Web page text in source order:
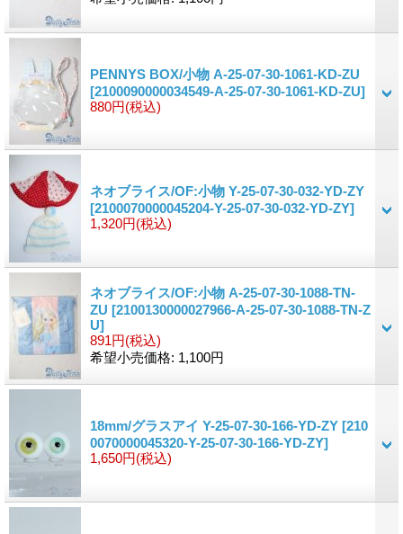
PENNYS BOX/小物 A-25-07-30-1061-KD-ZU
[2100090000034549-A-25-07-30-1061-KD-ZU]
880円(税込)
ネオブライス/OF:小物 Y-25-07-30-032-YD-ZY
[2100070000045204-Y-25-07-30-032-YD-ZY]
1,320円(税込)
ネオブライス/OF:小物 A-25-07-30-1088-TN-
ZU [2100130000027966-A-25-07-30-1088-TN-Z
U]
891円(税込)
希望小売価格: 1,100円
18mm/グラスアイ Y-25-07-30-166-YD-ZY [210
0070000045320-Y-25-07-30-166-YD-ZY]
1,650円(税込)